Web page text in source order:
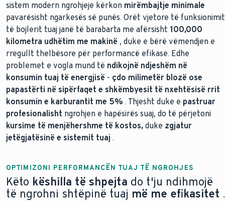
sistem modern ngrohjeje kërkon mirëmbajtje minimale
pavarësisht ngarkesës së punës. Orët vjetore të funksionimit
të bojlerit tuaj janë të barabarta me afërsisht 100,000
kilometra udhëtim me makinë , duke e bërë vëmendjen e
rregullt thelbësore për performancë efikase. Edhe
problemet e vogla mund të ndikojnë ndjeshëm në
konsumin tuaj të energjisë - çdo milimetër blozë ose
papastërti në sipërfaqet e shkëmbyesit të nxehtësisë rrit
konsumin e karburantit me 5% . Thjesht duke e pastruar
profesionalisht ngrohjen e hapësirës suaj, do të përjetoni
kursime të menjëhershme të kostos, duke zgjatur
jetëgjatësinë e sistemit tuaj .
OPTIMIZONI PERFORMANCËN TUAJ TË NGROHJES
Këto këshilla të shpejta do t'ju ndihmojë
të ngrohni shtëpinë tuaj më me efikasitet .